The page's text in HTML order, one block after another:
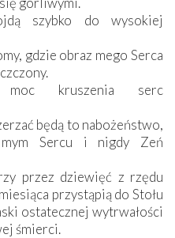
szybko do wysokiej
gdzie obraz mego Serca
moc kruszenia serc
będą to nabożeństwo,
Sercu i nigdy Zeń
przez dziewięć z rzędu
przystąpią do Stołu
ostatecznej wytrwałości
śmierci.